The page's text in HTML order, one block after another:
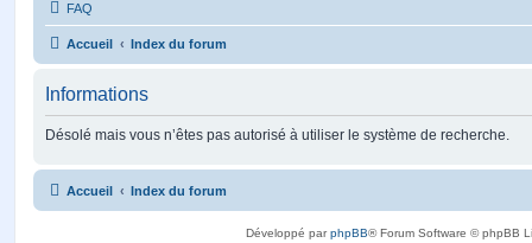
FAQ
Accueil Index du forum
Informations
Désolé mais vous n’êtes pas autorisé à utiliser le système de recherche.
Accueil Index du forum
Développé parphpBB® Forum Software © phpBB